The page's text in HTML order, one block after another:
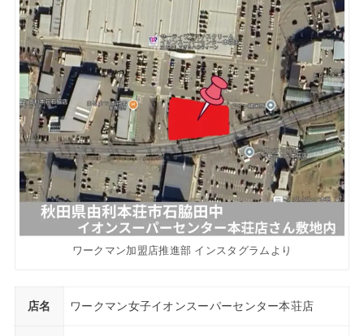
ワークマン加盟店推進部 インスタグラムより
店名 ワークマン女子イオンスーパーセンター本荘店